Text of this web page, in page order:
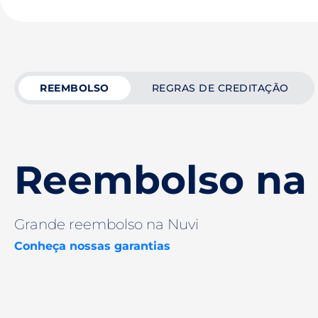
REEMBOLSO REGRAS DE CREDITAÇÃO
Reembolso
Grande reembolso na Nuvi
Conheça nossas garantias